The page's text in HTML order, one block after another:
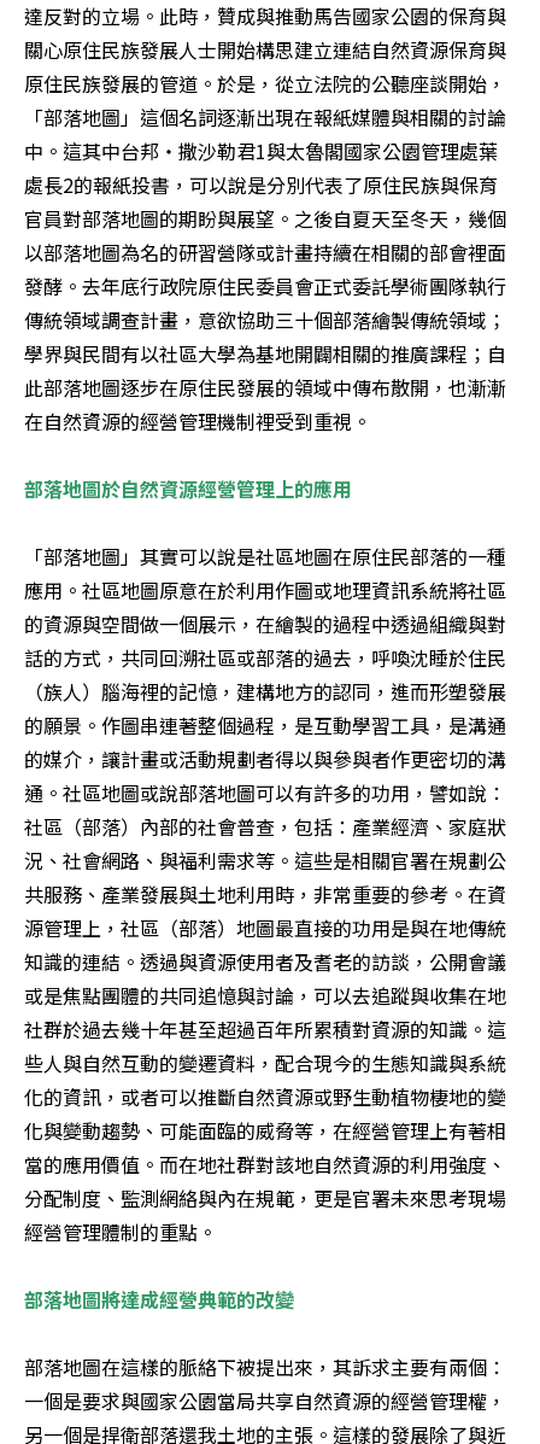
達反對的立場。此時，贊成與推動馬告國家公園的保育與
關心原住民族發展人士開始構思建立連結自然資源保育與
原住民族發展的管道。於是，從立法院的公聽座談開始，
「部落地圖」這個名詞逐漸出現在報紙媒體與相關的討論
中。這其中台邦‧撒沙勒君1與太魯閣國家公園管理處葉
處長2的報紙投書，可以說是分別代表了原住民族與保育
官員對部落地圖的期盼與展望。之後自夏天至冬天，幾個
以部落地圖為名的研習營隊或計畫持續在相關的部會裡面
發酵。去年底行政院原住民委員會正式委託學術團隊執行
傳統領域調查計畫，意欲協助三十個部落繪製傳統領域；
學界與民間有以社區大學為基地開闢相關的推廣課程；自
此部落地圖逐步在原住民發展的領域中傳布散開，也漸漸
在自然資源的經營管理機制裡受到重視。
部落地圖於自然資源經營管理上的應用
「部落地圖」其實可以說是社區地圖在原住民部落的一種
應用。社區地圖原意在於利用作圖或地理資訊系統將社區
的資源與空間做一個展示，在繪製的過程中透過組織與對
話的方式，共同回溯社區或部落的過去，呼喚沈睡於住民
（族人）腦海裡的記憶，建構地方的認同，進而形塑發展
的願景。作圖串連著整個過程，是互動學習工具，是溝通
的媒介，讓計畫或活動規劃者得以與參與者作更密切的溝
通。社區地圖或說部落地圖可以有許多的功用，譬如說：
社區（部落）內部的社會普查，包括：產業經濟、家庭狀
況、社會網路、與福利需求等。這些是相關官署在規劃公
共服務、產業發展與土地利用時，非常重要的參考。在資
源管理上，社區（部落）地圖最直接的功用是與在地傳統
知識的連結。透過與資源使用者及耆老的訪談，公開會議
或是焦點團體的共同追憶與討論，可以去追蹤與收集在地
社群於過去幾十年甚至超過百年所累積對資源的知識。這
些人與自然互動的變遷資料，配合現今的生態知識與系統
化的資訊，或者可以推斷自然資源或野生動植物棲地的變
化與變動趨勢、可能面臨的威脅等，在經營管理上有著相
當的應用價值。而在地社群對該地自然資源的利用強度、
分配制度、監測網絡與內在規範，更是官署未來思考現場
經營管理體制的重點。
部落地圖在這樣的脈絡下被提出來，其訴求主要有兩個：
一個是要求與國家公園當局共享自然資源的經營管理權，
另一個是捍衛部落還我土地的主張。這樣的發展除了與近